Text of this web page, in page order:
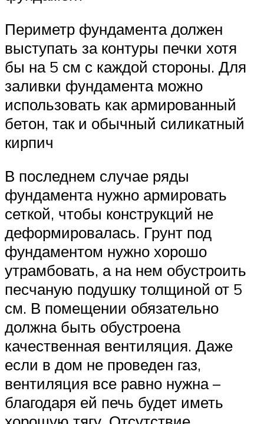
Периметр фундамента должен
выступать за контуры печки хотя
бы на 5 см с каждой стороны. Для
заливки фундамента можно
использовать как армированный
бетон, так и обычный силикатный
кирпич
В последнем случае ряды
фундамента нужно армировать
сеткой, чтобы конструкций не
деформировалась. Грунт под
фундаментом нужно хорошо
утрамбовать, а на нем обустроить
песчаную подушку толщиной от 5
см. В помещении обязательно
должна быть обустроена
качественная вентиляция. Даже
если в дом не проведен газ,
вентиляция все равно нужна –
благодаря ей печь будет иметь